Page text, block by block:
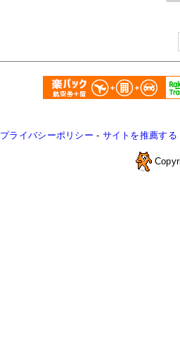
プライバシーポリシー - サイトを推薦する